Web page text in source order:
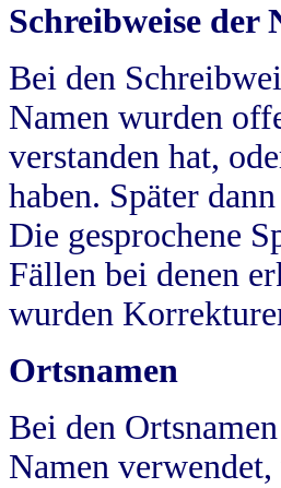
Schreibweise der
Bei den
Namen wurden
verstanden hat,
haben. Später
Die gesprochene
Fällen bei denen
wurden
Ortsnamen
Bei den
Namen